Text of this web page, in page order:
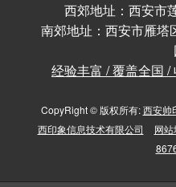
西郊地址：西安市
南郊地址：西安市雁塔
经验丰富 / 覆盖全国 /
CopyRight © 版权所有:西安帅
西印象信息技术有限公司
网站